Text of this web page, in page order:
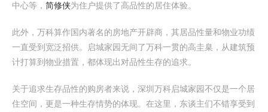
中心等， 简修侠为住户提供了高品性的居住体验。
此外，万科算作国内著名的房地产开辟商，其居品性量和物业功绩
一直受到宽泛招供。启城家园无间了万科一贯的高圭臬，从建筑预
计打算到物业措置，都体现出对品性生存的追求。
关于追求生存品性的购房者来说，深圳万科启城家园不仅是一个居
住空间，更是一种生存情势的体现。在这里，东谈主们不错享受到